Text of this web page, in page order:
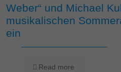
Weber“ und Michael
musikalischen
ein
Read more